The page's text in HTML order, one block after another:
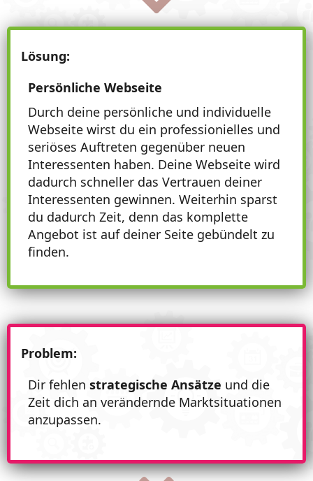
Lösung:
Persönliche Webseite
Durch deine persönliche und individuelle
Webseite wirst du ein professionielles und
seriöses Auftreten gegenüber neuen
Interessenten haben. Deine Webseite wird
dadurch schneller das Vertrauen deiner
Interessenten gewinnen. Weiterhin sparst
du dadurch Zeit, denn das komplette
Angebot ist auf deiner Seite gebündelt zu
finden.
Problem:
Dir fehlen strategische Ansätze und die
Zeit dich an verändernde Marktsituationen
anzupassen.